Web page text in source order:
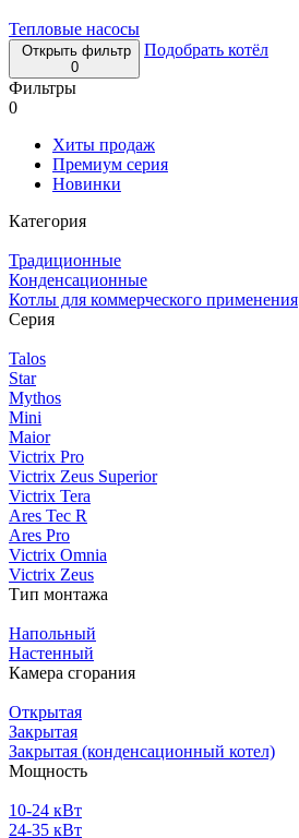
Тепловые насосы
Открыть фильтр
0
Подобрать котёл
Фильтры
0
Хиты продаж
Премиум серия
Новинки
Категория
Традиционные
Конденсационные
Котлы для коммерческого применения
Серия
Talos
Star
Mythos
Mini
Maior
Victrix Pro
Victrix Zeus Superior
Victrix Tera
Ares Tec R
Ares Pro
Victrix Omnia
Victrix Zeus
Тип монтажа
Напольный
Настенный
Камера сгорания
Открытая
Закрытая
Закрытая (конденсационный котел)
Мощность
10-24 кВт
24-35 кВт